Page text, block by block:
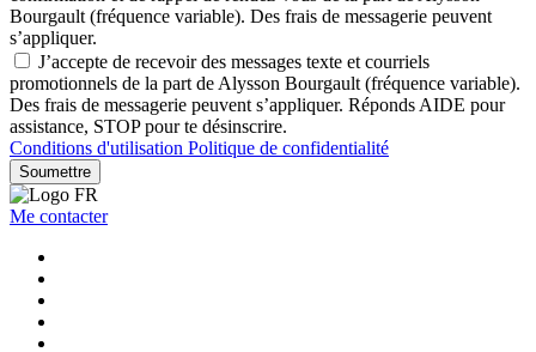
Bourgault (fréquence variable). Des frais de messagerie peuvent
s’appliquer.
J’accepte de recevoir des messages texte et courriels
promotionnels de la part de Alysson Bourgault (fréquence variable).
Des frais de messagerie peuvent s’appliquer. Réponds AIDE pour
assistance, STOP pour te désinscrire.
Conditions d'utilisation Politique de confidentialité
Soumettre
Me contacter